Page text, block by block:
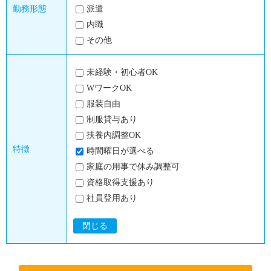
勤務形態
派遣
内職
その他
特徴
未経験・初心者OK
WワークOK
服装自由
制服貸与あり
扶養内調整OK
時間曜日が選べる
家庭の用事で休み調整可
資格取得支援あり
社員登用あり
閉じる